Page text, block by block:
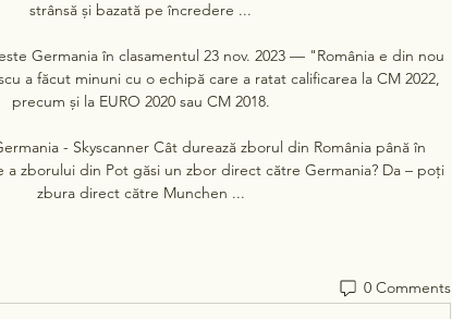
strânsă și bazată pe încredere ...
Germania în clasamentul 23 nov. 2023 — "România e din nou
a făcut minuni cu o echipă care a ratat calificarea la CM 2022,
precum și la EURO 2020 sau CM 2018.
- Skyscanner Cât durează zborul din România până în
a zborului din Pot găsi un zbor direct către Germania? Da – poți
zbura direct către Munchen ...
0 Comments